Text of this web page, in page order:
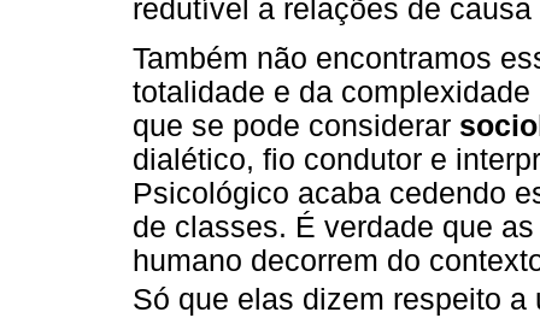
redutível a relações de causa
Também não encontramos
totalidade e da
que se pode considerar
dialético, fio condutor e
Psicológico acaba cedendo
de classes. É verdade que
humano decorrem do
Só que elas dizem respeito a